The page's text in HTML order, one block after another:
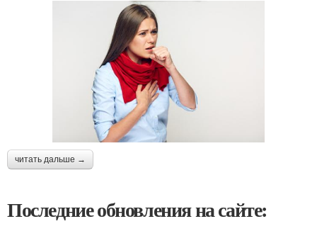
читать дальше →
Последние обновления на сайте: